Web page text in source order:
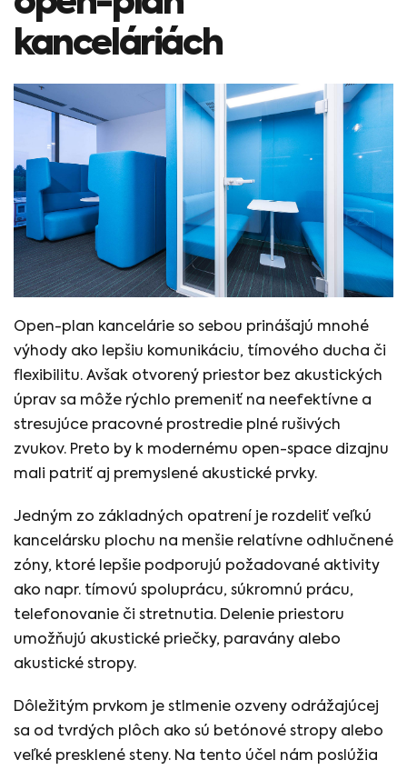
kanceláriách
Open-plan kancelárie so sebou prinášajú mnohé
výhody ako lepšiu komunikáciu, tímového ducha či
flexibilitu. Avšak otvorený priestor bez akustických
úprav sa môže rýchlo premeniť na neefektívne a
stresujúce pracovné prostredie plné rušivých
zvukov. Preto by k modernému open-space dizajnu
mali patriť aj premyslené akustické prvky.
Jedným zo základných opatrení je rozdeliť veľkú
kancelársku plochu na menšie relatívne odhlučnené
zóny, ktoré lepšie podporujú požadované aktivity
ako napr. tímovú spoluprácu, súkromnú prácu,
telefonovanie či stretnutia. Delenie priestoru
umožňujú akustické priečky, paravány alebo
akustické stropy.
Dôležitým prvkom je stlmenie ozveny odrážajúcej
sa od tvrdých plôch ako sú betónové stropy alebo
veľké presklené steny. Na tento účel nám poslúžia